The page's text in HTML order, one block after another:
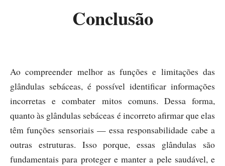
Conclusão
Ao compreender melhor as funções e limitações das
glândulas sebáceas, é possível identificar informações
incorretas e combater mitos comuns. Dessa forma,
quanto às glândulas sebáceas é incorreto afirmar que elas
têm funções sensoriais — essa responsabilidade cabe a
outras estruturas. Isso porque, essas glândulas são
fundamentais para proteger e manter a pele saudável, e